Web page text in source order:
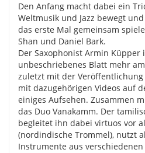
Den Anfang macht dabei ein
Weltmusik und Jazz bewegt
das erste Mal gemeinsam
Shan und Daniel Bark.
Der Saxophonist Armin Küpper
unbeschriebenes Blatt mehr
zuletzt mit der Veröffentlichung
mit dazugehörigen Videos auf
einiges Aufsehen. Zusammen
das Duo Vanakamm. Der
begleitet ihn dabei virtuos vor
(nordindische Trommel), nutzt
Instrumente aus